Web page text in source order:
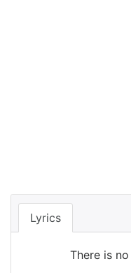
Lyrics
There is